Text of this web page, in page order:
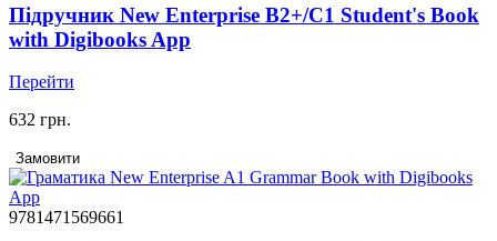
Підручник New Enterprise B2+/C1 Student's Book
with Digibooks App
Перейти
632 грн.
Замовити
9781471569661